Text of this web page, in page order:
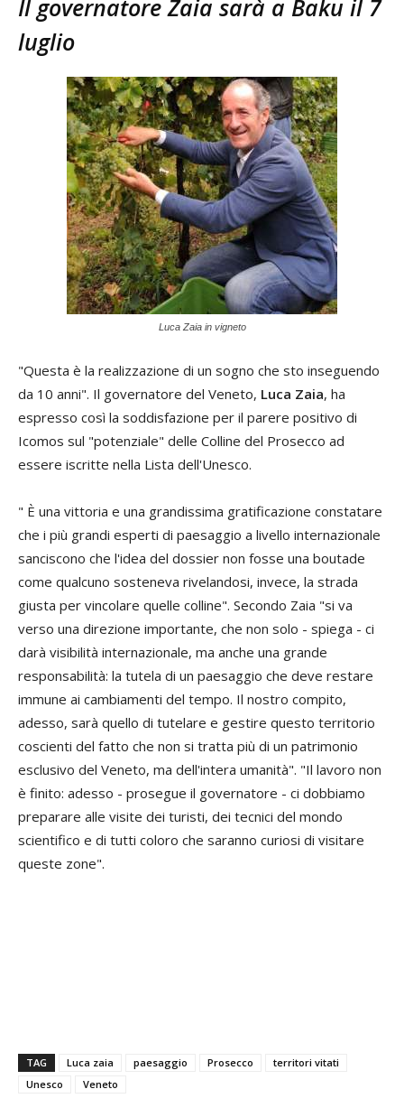
Il governatore Zaia sarà a Baku il 7
luglio
Luca Zaia in vigneto
"Questa è la realizzazione di un sogno che sto inseguendo
da 10 anni". Il governatore del Veneto, Luca Zaia, ha
espresso così la soddisfazione per il parere positivo di
Icomos sul "potenziale" delle Colline del Prosecco ad
essere iscritte nella Lista dell'Unesco.
" È una vittoria e una grandissima gratificazione constatare
che i più grandi esperti di paesaggio a livello internazionale
sanciscono che l'idea del dossier non fosse una boutade
come qualcuno sosteneva rivelandosi, invece, la strada
giusta per vincolare quelle colline". Secondo Zaia "si va
verso una direzione importante, che non solo - spiega - ci
darà visibilità internazionale, ma anche una grande
responsabilità: la tutela di un paesaggio che deve restare
immune ai cambiamenti del tempo. Il nostro compito,
adesso, sarà quello di tutelare e gestire questo territorio
coscienti del fatto che non si tratta più di un patrimonio
esclusivo del Veneto, ma dell'intera umanità". "Il lavoro non
è finito: adesso - prosegue il governatore - ci dobbiamo
preparare alle visite dei turisti, dei tecnici del mondo
scientifico e di tutti coloro che saranno curiosi di visitare
queste zone".
TAG Luca zaia paesaggio Prosecco
territori vitati
Unesco
Veneto